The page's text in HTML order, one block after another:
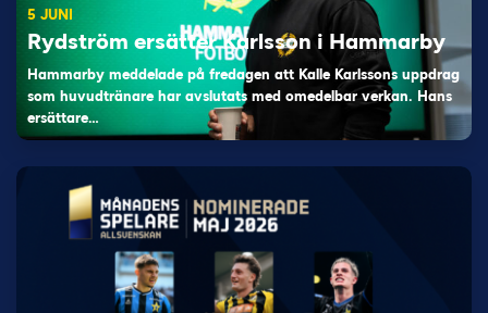
5 JUNI
Rydström ersätter Karlsson i Hammarby
Hammarby meddelade på fredagen att Kalle Karlssons uppdrag
som huvudtränare har avslutats med omedelbar verkan. Hans
ersättare…